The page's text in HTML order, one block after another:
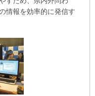
情報を効率的に発信す